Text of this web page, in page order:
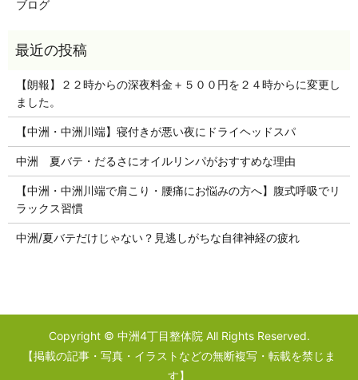
ブログ
【朗報】２２時からの深夜料金＋５００円を２４時からに変更し
ました。
【中洲・中洲川端】寝付きが悪い夜にドライヘッドスパ
中洲 夏バテ・だるさにオイルリンパがおすすめな理由
【中洲・中洲川端で肩こり・腰痛にお悩みの方へ】腹式呼吸でリ
ラックス習慣
中洲/夏バテだけじゃない？見逃しがちな自律神経の疲れ
Copyright © 中洲4丁目整体院 All Rights Reserved.
【掲載の記事・写真・イラストなどの無断複写・転載を禁じま
す】